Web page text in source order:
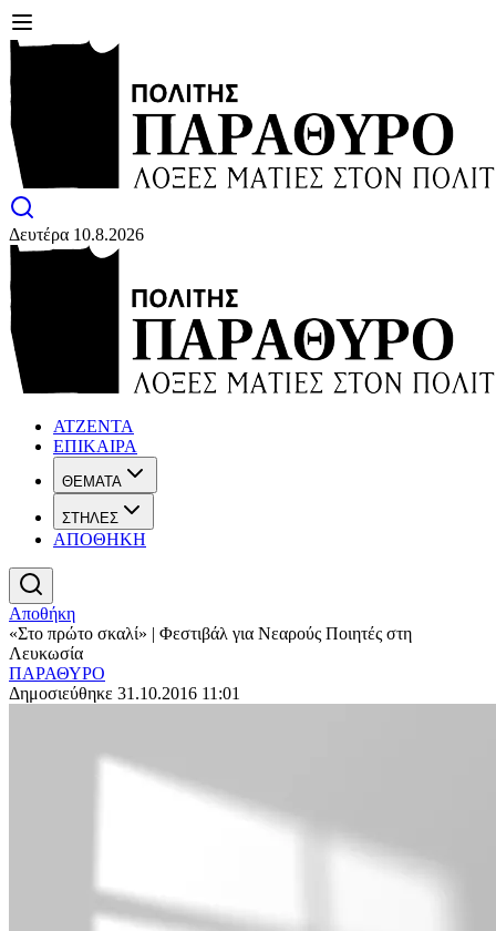
Δευτέρα 10.8.2026
ΑΤΖΕΝΤΑ
ΕΠΙΚΑΙΡΑ
ΘΕΜΑΤΑ
ΣΤΗΛΕΣ
ΑΠΟΘΗΚΗ
Αποθήκη
«Στο πρώτο σκαλί» | Φεστιβάλ για Νεαρούς Ποιητές στη
Λευκωσία
ΠΑΡΑΘΥΡΟ
Δημοσιεύθηκε 31.10.2016 11:01